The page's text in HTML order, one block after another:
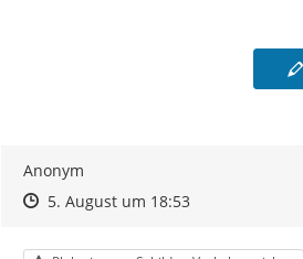
Anonym
Zeitpunkt des Erstellens
Zeitpunkt des Erstellens
5. August um 18:53Zur Äußerung